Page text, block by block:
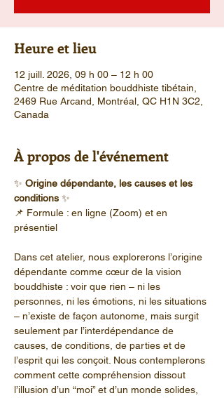
Heure et lieu
12 juill. 2026, 09 h 00 – 12 h 00
Centre de méditation bouddhiste tibétain,
2469 Rue Arcand, Montréal, QC H1N 3C2,
Canada
À propos de l'événement
✨ Origine dépendante, les causes et les
conditions ✨
📌 Formule : en ligne (Zoom) et en
présentiel
Dans cet atelier, nous explorerons l’origine
dépendante comme cœur de la vision
bouddhiste : voir que rien – ni les
personnes, ni les émotions, ni les situations
– n’existe de façon autonome, mais surgit
seulement par l’interdépendance de
causes, de conditions, de parties et de
l’esprit qui les conçoit. Nous contemplerons
comment cette compréhension dissout
l’illusion d’un “moi” et d’un monde solides,